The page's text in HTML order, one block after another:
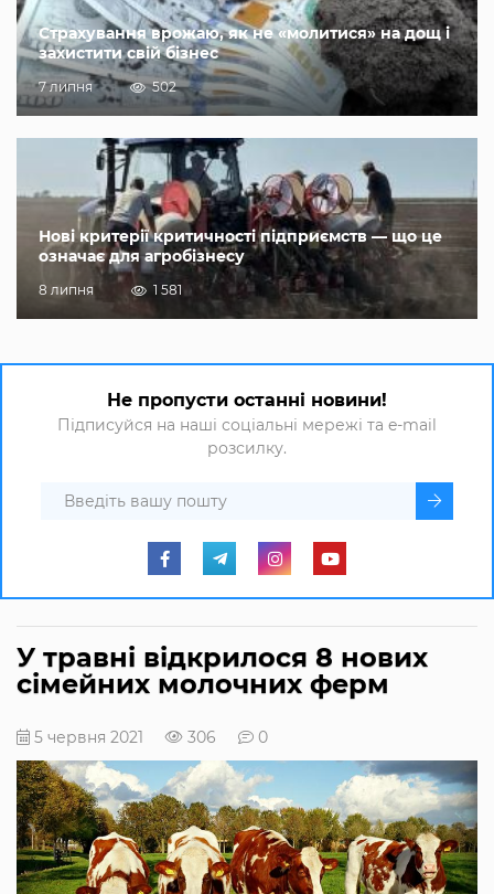
Страхування врожаю, як не «молитися» на дощ і
захистити свій бізнес
7 липня 502
Нові критерії критичності підприємств — що це
означає для агробізнесу
8 липня 1 581
Не пропусти останні новини!
Підписуйся на наші соціальні мережі та e-mail
розсилку.
У травні відкрилося 8 нових
сімейних молочних ферм
5 червня 2021 306 0